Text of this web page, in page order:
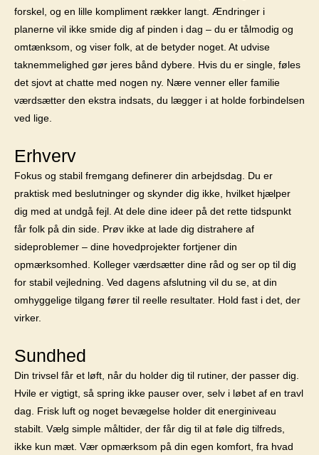
forskel, og en lille kompliment rækker langt. Ændringer i
planerne vil ikke smide dig af pinden i dag – du er tålmodig og
omtænksom, og viser folk, at de betyder noget. At udvise
taknemmelighed gør jeres bånd dybere. Hvis du er single, føles
det sjovt at chatte med nogen ny. Nære venner eller familie
værdsætter den ekstra indsats, du lægger i at holde forbindelsen
ved lige.
Erhverv
Fokus og stabil fremgang definerer din arbejdsdag. Du er
praktisk med beslutninger og skynder dig ikke, hvilket hjælper
dig med at undgå fejl. At dele dine ideer på det rette tidspunkt
får folk på din side. Prøv ikke at lade dig distrahere af
sideproblemer – dine hovedprojekter fortjener din
opmærksomhed. Kolleger værdsætter dine råd og ser op til dig
for stabil vejledning. Ved dagens afslutning vil du se, at din
omhyggelige tilgang fører til reelle resultater. Hold fast i det, der
virker.
Sundhed
Din trivsel får et løft, når du holder dig til rutiner, der passer dig.
Hvile er vigtigt, så spring ikke pauser over, selv i løbet af en travl
dag. Frisk luft og noget bevægelse holder dit energiniveau
stabilt. Vælg simple måltider, der får dig til at føle dig tilfreds,
ikke kun mæt. Vær opmærksom på din egen komfort, fra hvad